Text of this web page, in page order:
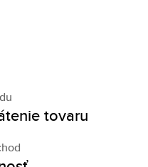
tovaru